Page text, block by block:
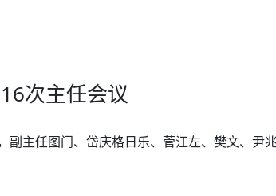
次主任会议
主任图门、岱庆格日乐、菅江左、樊文、尹